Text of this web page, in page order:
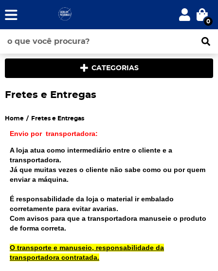
0
CATEGORIAS
Fretes e Entregas
Home Fretes e Entregas
Envio por transportadora:
A loja atua como intermediário entre o cliente e a
transportadora.
Já que muitas vezes o cliente não sabe como ou por quem
enviar a máquina.
É responsabilidade da loja o material ir embalado
corretamente para evitar avarias.
Com avisos para que a transportadora manuseie o produto
de forma correta.
O transporte e manuseio, responsabilidade da
transportadora contratada.